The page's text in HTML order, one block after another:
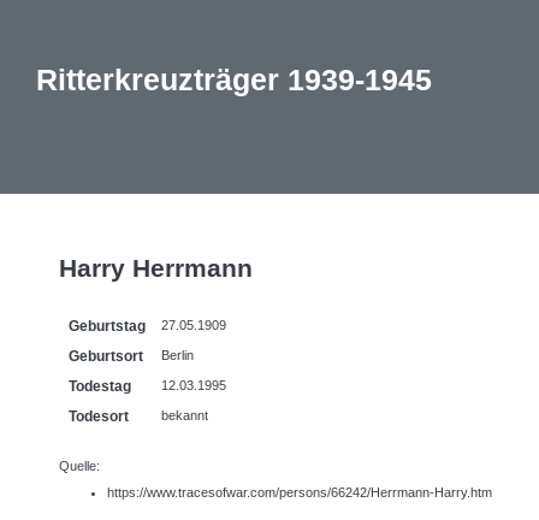
Ritterkreuzträger 1939-1945
Harry Herrmann
Geburtstag 27.05.1909
Geburtsort Berlin
Todestag 12.03.1995
Todesort bekannt
Quelle:
https://www.tracesofwar.com/persons/66242/Herrmann-Harry.htm